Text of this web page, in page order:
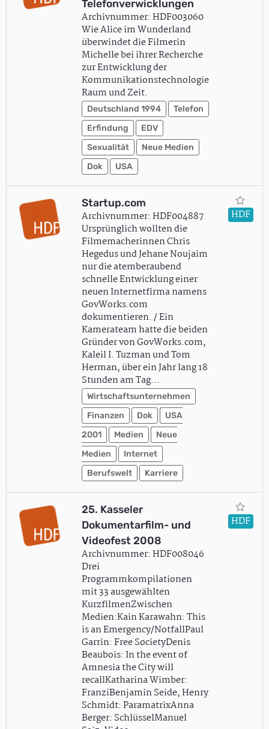
Telefonverwicklungen
Archivnummer: HDF003060
Wie Alice im Wunderland
überwindet die Filmerin
Michelle bei ihrer Recherche
zur Entwicklung der
Kommunikationstechnologie
Raum und Zeit.
Deutschland 1994
Telefon
Erfindung
EDV
Sexualität
Neue Medien
Dok
USA
Startup.com
Archivnummer: HDF004887
Ursprünglich wollten die
Filmemacherinnen Chris
Hegedus und Jehane Noujaim
nur die atemberaubend
schnelle Entwicklung einer
neuen Internetfirma namens
GovWorks.com
dokumentieren. / Ein
Kamerateam hatte die beiden
Gründer von GovWorks.com,
Kaleil I. Tuzman und Tom
Herman, über ein Jahr lang 18
Stunden am Tag…
Wirtschaftsunternehmen
Finanzen
Dok
USA
2001
Medien
Neue
Medien
Internet
Berufswelt
Karriere
HDF
25. Kasseler
Dokumentarfilm- und
Videofest 2008
Archivnummer: HDF008046
Drei
Programmkompilationen
mit 33 ausgewählten
KurzfilmenZwischen
Medien:Kain Karawahn: This
is an Emergency/NotfallPaul
Garrin: Free SocietyDenis
Beaubois: In the event of
Amnesia the City will
recallKatharina Wimber:
FranziBenjamin Seide, Henry
Schmidt: ParamatrixAnna
Berger: SchlüsselManuel
HDF